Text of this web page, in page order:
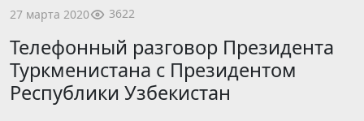
27 марта 2020 3622
Телефонный разговор Президента
Туркменистана с Президентом
Республики Узбекистан